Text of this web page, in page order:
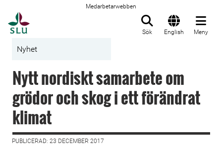
Medarbetarwebben
Sök English Meny
Nyhet
Nytt nordiskt samarbete om
grödor och skog i ett förändrat
klimat
PUBLICERAD: 23 DECEMBER 2017